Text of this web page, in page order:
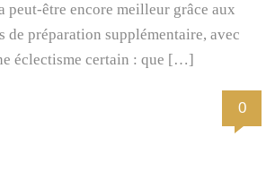
peut-être encore meilleur grâce aux
de préparation supplémentaire, avec
éclectisme certain : que […]
0